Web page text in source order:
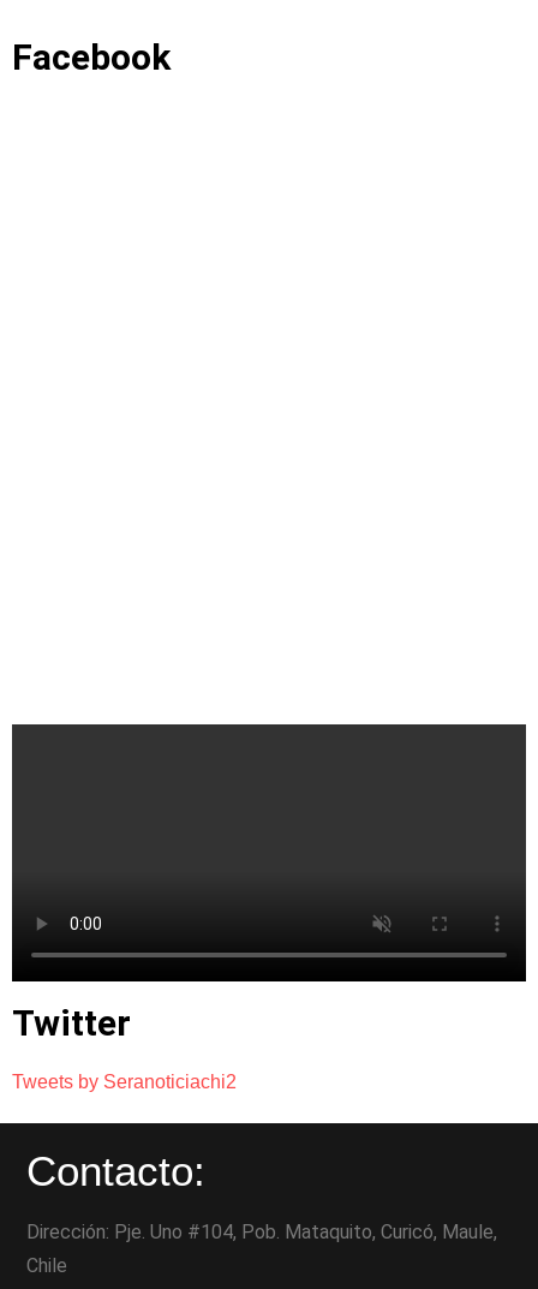
Facebook
Twitter
Tweets by Seranoticiachi2
Contacto:
Dirección: Pje. Uno #104, Pob. Mataquito, Curicó, Maule,
Chile